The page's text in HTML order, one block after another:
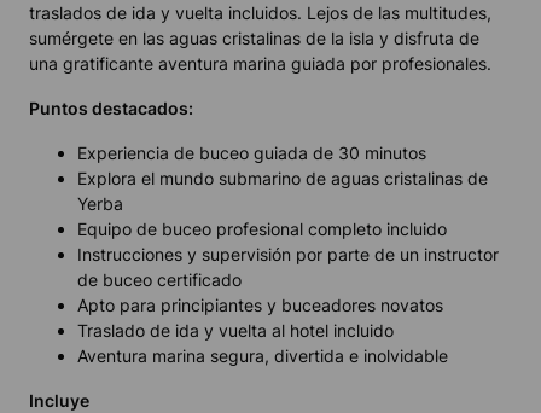
traslados de ida y vuelta incluidos. Lejos de las multitudes,
sumérgete en las aguas cristalinas de la isla y disfruta de
una gratificante aventura marina guiada por profesionales.
Puntos destacados:
Experiencia de buceo guiada de 30 minutos
Explora el mundo submarino de aguas cristalinas de
Yerba
Equipo de buceo profesional completo incluido
Instrucciones y supervisión por parte de un instructor
de buceo certificado
Apto para principiantes y buceadores novatos
Traslado de ida y vuelta al hotel incluido
Aventura marina segura, divertida e inolvidable
Incluye